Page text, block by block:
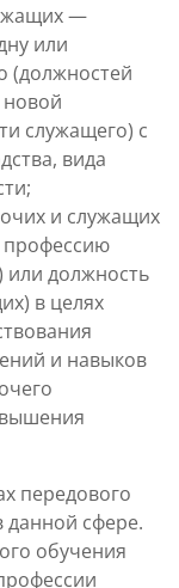
—
или
(должностей
новой
служащего) с
вида
и служащих
или должность
в целях
и навыков
передового
данной сфере.
обучения